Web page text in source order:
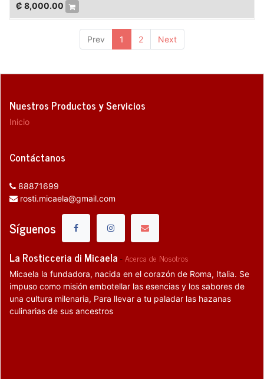
₡ 8,000.00
Prev 1 2 Next
Nuestros Productos y Servicios
Inicio
Contáctanos
88871699
rosti.micaela@gmail.com
Síguenos
La Rosticceria di Micaela -Acerca de Nosotros
Micaela la fundadora, nacida en el corazón de Roma, Italia. Se
impuso como misión embotellar las esencias y los sabores de
una cultura milenaria, Para llevar a tu paladar las hazanas
culinarias de sus ancestros